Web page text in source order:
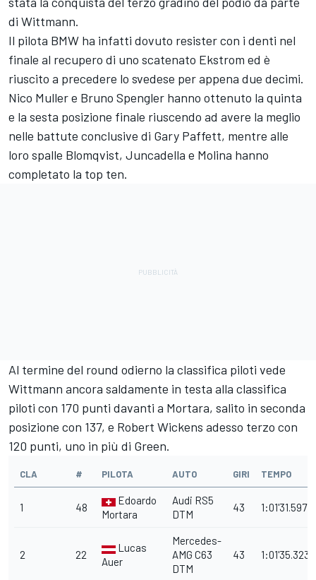
di Wittmann.
Il pilota BMW ha infatti dovuto resister con i denti nel
finale al recupero di uno scatenato Ekstrom ed è
riuscito a precedere lo svedese per appena due decimi.
Nico Muller e Bruno Spengler hanno ottenuto la quinta
e la sesta posizione finale riuscendo ad avere la meglio
nelle battute conclusive di Gary Paffett, mentre alle
loro spalle Blomqvist, Juncadella e Molina hanno
completato la top ten.
Al termine del round odierno la classifica piloti vede
Wittmann ancora saldamente in testa alla classifica
piloti con 170 punti davanti a Mortara, salito in seconda
posizione con 137, e Robert Wickens adesso terzo con
120 punti, uno in più di Green.
CLA # PILOTA AUTO GIRI TEMPO
1 48
Edoardo
Mortara
Audi RS5
DTM
43 1:01'31.597
2 22
Lucas
Auer
Mercedes-
AMG C63
DTM
43 1:01'35.323